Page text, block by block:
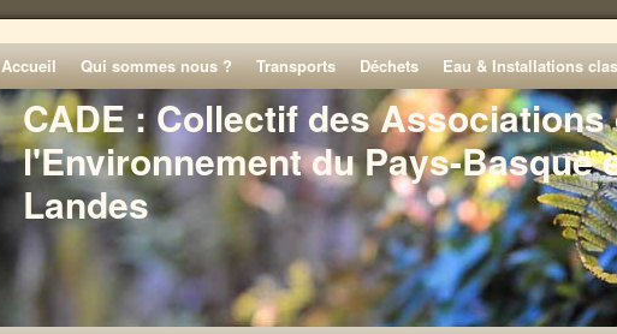
CADE : Collectif des Associations
l'Environnement du Pays-Basque
Landes
Accueil Qui sommes nous ? Transports Déchets Eau & Installations